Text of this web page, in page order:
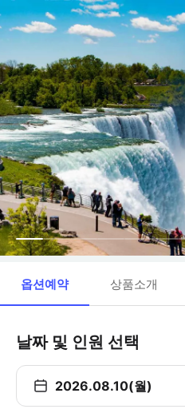
옵션예약 상품소개
날짜 및 인원 선택
2026.08.10(월)